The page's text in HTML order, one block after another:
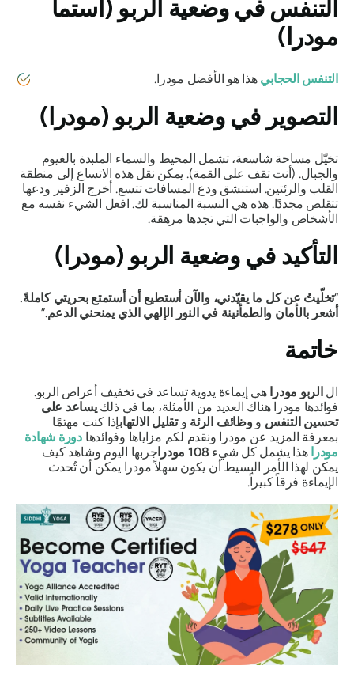
التنفس فيوضعية الربو (أستما
مودرا)
التنفس الحجابيهذا هو الأفضل مودرا.
التصوير فيوضعية الربو (مودرا)
تخيّل مساحة شاسعة، تشمل المحيط والسماء الملبدة بالغيوم
والجبال. (أنت تقف على القمة). يمكن نقل هذه الاتساع إلى منطقة
القلب والرئتين. استنشق ودع المسافات تتسع. أخرج الزفير ودعها
تتقلص مجددًا. هذه هي النسبة المناسبة لك. افعل الشيء نفسه مع
الأشخاص والواجبات التي تجدها مرهقة.
التأكيد فيوضعية الربو (مودرا)
تخلّيتُ عن كل ما يقيّدني، والآن أستطيع أن أستمتع بحريتي كاملةً.
أشعر بالأمان والطمأنينة في النور الإلهي الذي يمنحني الدعم.”
خاتمة
ال الربو مودراهي إيماءة يدوية تساعد في تخفيف أعراض الربو.
فوائدهامودراهناك العديد من الأمثلة، بما في ذلكيساعد على
تحسين التنفسووظائف الرئةوتقليل الالتهابإذا كنت مهتمًا
بمعرفة المزيد عنمودراونقدم لكم مزاياها وفوائدهادورة شهادة
مودراهذا يشمل كل شيء108 مودراجربها اليوم وشاهد كيف
يمكن لهذا الأمر البسيط أن يكون سهلاًمودرايمكن أن تُحدث
الإيماءة فرقاً كبيراً.